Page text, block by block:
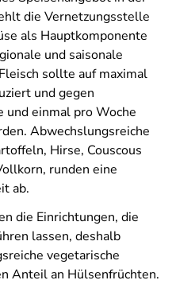
die Vernetzungsstelle
als Hauptkomponente
und saisonale
sollte auf maximal
und gegen
einmal pro Woche
Abwechslungsreiche
Hirse, Couscous
runden eine
ab.
die Einrichtungen, die
lassen, deshalb
vegetarische
Anteil an Hülsenfrüchten.